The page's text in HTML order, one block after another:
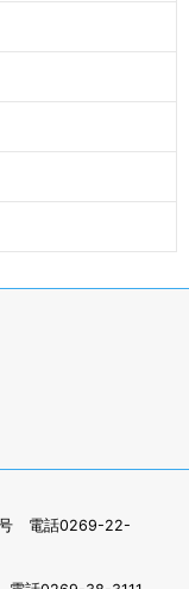
号 電話0269-22-